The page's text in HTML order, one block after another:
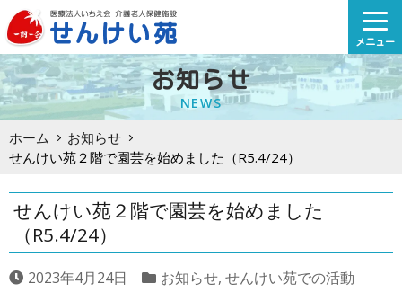
Skip
to
content
メニュー
お知らせ
NEWS
ホーム
お知らせ
せんけい苑２階で園芸を始めました（R5.4/24）
せんけい苑２階で園芸を始めました
（R5.4/24）
2023年4月24日 お知らせ, せんけい苑での活動